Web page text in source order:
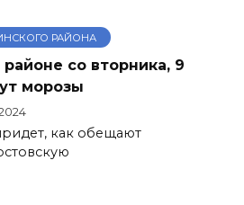
РАЙОНА
со вторника, 9
морозы
как обещают